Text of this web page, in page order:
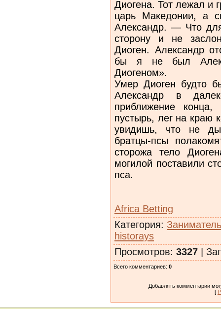
Диогена. Тот лежал и
царь Македонии, а
Александр. — Что
сторону и не
Диоген. Александр
бы я не был
Диогеном».
Умер Диоген будто
Александр в
приближение
пустырь, лег на краю
увидишь, что не
братцы-псы
сторожа тело
могилой поставили
пса.
Africa Betting
Категория:
historays
Просмотров: 3327 |
Всего комментариев: 0
Добавлять комментарии
[